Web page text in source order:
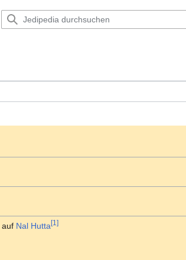
auf Nal Hutta[1]